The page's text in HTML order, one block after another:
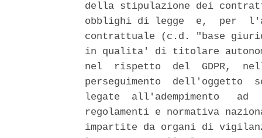
della stipulazione dei
obblighi di legge  e,  per
contrattuale (c.d. "base
in qualita' di titolare
nel  rispetto  del  GDPR,
perseguimento
legate  all'adempimento
regolamenti e normativa
impartite da organi di